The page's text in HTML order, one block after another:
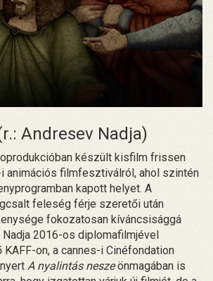
Andresev Nadja)
készült kisfilm frissen
animációs filmfesztiválról, ahol szintén
kapott helyet. A
feleség férje szeretői után
fokozatosan kíváncsisággá
Nadja 2016-os diplomafilmjével
on, a cannes-i Cinéfondation
A nyalintás neszeönmagában is